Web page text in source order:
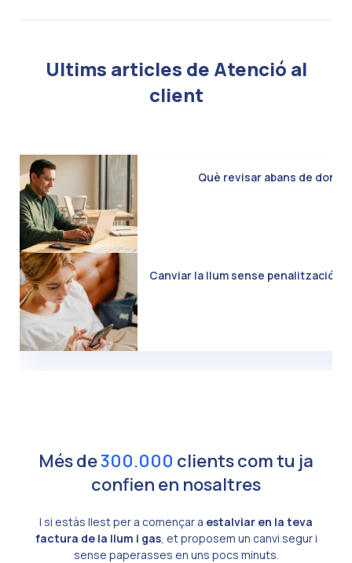
Ultims articles de Atenció al
client
Què revisar abans de
Canviar la llum sense penalització:
Més de300.000 clients com tu ja
confien en nosaltres
I si estàs llest per a començar a estalviar en la teva
factura de la llum i gas, et proposem un canvi segur i
sense paperasses en uns pocs minuts.